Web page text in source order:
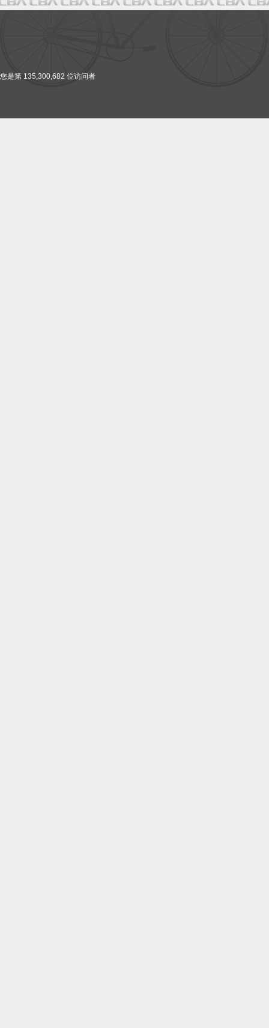
您是第 135,300,682 位访问者